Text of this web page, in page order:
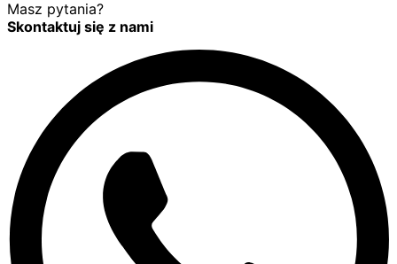
Masz pytania?
Skontaktuj się z nami